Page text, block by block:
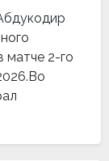
матче 2-го